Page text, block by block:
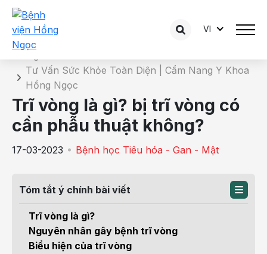
VI
Chi tiết bài tư vấn
Tư Vấn Sức Khỏe Toàn Diện | Cẩm Nang Y Khoa
Hồng Ngọc
Trĩ vòng là gì? bị trĩ vòng có
cần phẫu thuật không?
17-03-2023 Bệnh học Tiêu hóa - Gan - Mật
Tóm tắt ý chính bài viết
Trĩ vòng là gì?
Nguyên nhân gây bệnh trĩ vòng
Biểu hiện của trĩ vòng